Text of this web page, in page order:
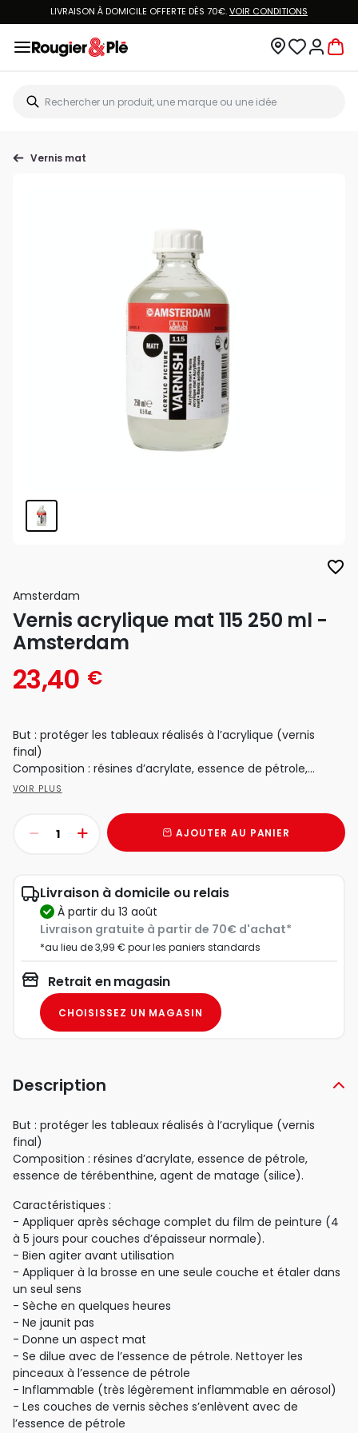
LIVRAISON À DOMICILE OFFERTE DÈS 70€.VOIR CONDITIONS
Vernis mat
favorite_border
Amsterdam
Vernis acrylique mat 115 250 ml -
Amsterdam
23,40 €
But : protéger les tableaux réalisés à l’acrylique (vernis
final)
Composition : résines d’acrylate, essence de pétrole,...
VOIR PLUS
AJOUTER AU PANIER
Livraison à domicile ou relais
à partir du 13 août
Livraison gratuite à partir de 70€ d'achat*
*au lieu de 3,99 € pour les paniers standards
Retrait en magasin
CHOISISSEZ UN MAGASIN
Description
But : protéger les tableaux réalisés à l’acrylique (vernis
final)
Composition : résines d’acrylate, essence de pétrole,
essence de térébenthine, agent de matage (silice).
Caractéristiques :
- Appliquer après séchage complet du film de peinture (4
à 5 jours pour couches d’épaisseur normale).
- Bien agiter avant utilisation
- Appliquer à la brosse en une seule couche et étaler dans
un seul sens
- Sèche en quelques heures
- Ne jaunit pas
- Donne un aspect mat
- Se dilue avec de l’essence de pétrole. Nettoyer les
pinceaux à l’essence de pétrole
- Inflammable (très légèrement inflammable en aérosol)
- Les couches de vernis sèches s’enlèvent avec de
l’essence de pétrole